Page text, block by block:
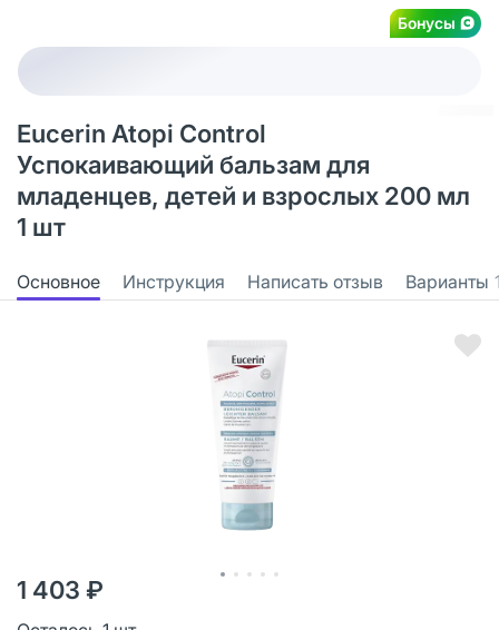
Бонусы
Eucerin Atopi Control
Успокаивающий бальзам для
младенцев, детей и взрослых 200 мл
1 шт
Основное Инструкция Написать отзыв Варианты
1 403 ₽